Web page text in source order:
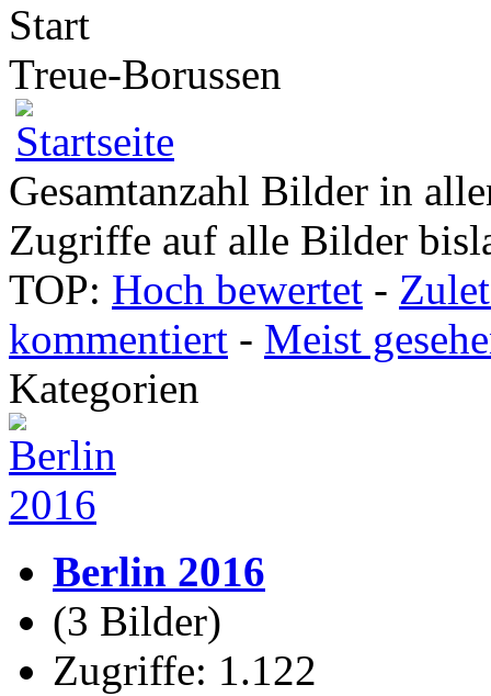
Start
Treue-Borussen
Gesamtanzahl Bilder in
Zugriffe auf alle Bilder
TOP: Hoch bewertet -
kommentiert - Meist
Kategorien
Berlin 2016
(3 Bilder)
Zugriffe: 1.122